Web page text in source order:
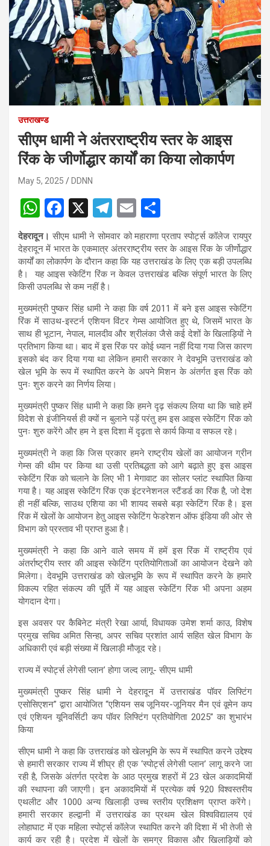
उत्तराखण्ड
सीएम धामी ने अंतरराष्ट्रीय स्तर के आइस
रिंक के जीर्णोद्धार कार्यों का किया लोकार्पण
May 5, 2025 DDNN
W
h
at
s
A
p
p
F
a
ce
b
o
o
k
X
T
el
e
gr
a
m
E
m
ail
h
ar
e
देहरादून। सीएम धामी ने सोमवार को महाराणा प्रताप स्पोर्ट्स कॉलेज रायपुर
देहरादून में भारत के एकमात्र अंतरराष्ट्रीय स्तर के आइस रिंक के जीर्णोद्धार
कार्यों का लोकार्पण के दौरान कहा कि यह उत्तराखंड के लिए एक बड़ी उपलब्धि
है। यह आइस स्केटिंग रिंक न केवल उत्तराखंड बल्कि संपूर्ण भारत के लिए
किसी उपलब्धि से कम नहीं है।
मुख्यमंत्री पुष्कर सिंह धामी ने कहा कि वर्ष 2011 में बने इस आइस स्केटिंग
रिंक में साउथ-इस्टर्न एशियन विंटर गेम्स आयोजित हुए थे, जिसमें भारत के
साथ ही भूटान, नेपाल, मालदीव और श्रीलंका जैसे कई देशों के खिलाड़ियों ने
प्रतिभाग किया था। बाद में इस रिंक पर कोई ध्यान नहीं दिया गया जिस कारण
इसको बंद कर दिया गया था लेकिन हमारी सरकार ने देवभूमि उत्तराखंड को
खेल भूमि के रूप में स्थापित करने के अपने मिशन के अंतर्गत इस रिंक को
पुनः शुरु करने का निर्णय लिया।
मुख्यमंत्री पुष्कर सिंह धामी ने कहा कि हमने दृढ़ संकल्प लिया था कि चाहे हमें
विदेश से इंजीनियर्स ही क्यों न बुलाने पड़ें परंतु हम इस आइस स्केटिंग रिंक को
पुनः शुरु करेंगे और हम ने इस दिशा में दृढ़ता से कार्य किया व सफल रहे।
मुख्यमंत्री ने कहा कि जिस प्रकार हमने राष्ट्रीय खेलों का आयोजन ग्रीन
गेम्स की थीम पर किया था उसी प्रतिबद्धता को आगे बढ़ाते हुए इस आइस
स्केटिंग रिंक को चलाने के लिए भी 1 मेगावाट का सोलर प्लांट स्थापित किया
गया है। यह आइस स्केटिंग रिंक एक इंटरनेशनल स्टैंडर्ड का रिंक है, जो देश
ही नहीं बल्कि, साउथ एशिया का भी शायद सबसे बड़ा स्केटिंग रिंक है। इस
रिंक में खेलों के आयोजन हेतु आइस स्केटिंग फेडरेशन ऑफ इंडिया की ओर से
विभाग को प्रस्ताव भी प्राप्त हुआ है।
मुख्यमंत्री ने कहा कि आने वाले समय में हमें इस रिंक में राष्ट्रीय एवं
अंतर्राष्ट्रीय स्तर की आइस स्केटिंग प्रतियोगिताओं का आयोजन देखने को
मिलेगा। देवभूमि उत्तराखंड को खेलभूमि के रूप में स्थापित करने के हमारे
विकल्प रहित संकल्प की पूर्ति में यह आइस स्केटिंग रिंक भी अपना अहम
योगदान देगा।
इस अवसर पर कैबिनेट मंत्री रेखा आर्या, विधायक उमेश शर्मा काउ, विशेष
प्रमुख सचिव अमित सिन्हा, अपर सचिव प्रशांत आर्य सहित खेल विभाग के
अधिकारी एवं बड़ी संख्या में खिलाड़ी मौजूद रहे।
राज्य में स्पोर्ट्स लेगेसी प्लान’ होगा जल्द लागू- सीएम धामी
मुख्यमंत्री पुष्कर सिंह धामी ने देहरादून में उत्तराखंड पॉवर लिफ्टिंग
एसोसिएशन” द्वारा आयोजित “एशियन सब जूनियर-जूनियर मैन एवं वूमेन कप
एवं एशियन यूनिवर्सिटी कप पॉवर लिफ्टिंग प्रतियोगिता 2025” का शुभारंभ
किया
सीएम धामी ने कहा कि उत्तराखंड को खेलभूमि के रूप में स्थापित करने उद्देश्य
से हमारी सरकार राज्य में शीघ्र ही एक ‘स्पोर्ट्स लेगेसी प्लान’ लागू करने जा
रही है, जिसके अंतर्गत प्रदेश के आठ प्रमुख शहरों में 23 खेल अकादमियों
की स्थापना की जाएगी। इन अकादमियों में प्रत्येक वर्ष 920 विश्वस्तरीय
एथलीट और 1000 अन्य खिलाड़ी उच्च स्तरीय प्रशिक्षण प्राप्त करेंगे।
हमारी सरकार हल्द्वानी में उत्तराखंड का प्रथम खेल विश्वविद्यालय एवं
लोहाघाट में एक महिला स्पोर्ट्स कॉलेज स्थापित करने की दिशा में भी तेजी से
कार्य कर रही है। प्रदेश में खेलों के समग्र विकास और खिलाड़ियों को